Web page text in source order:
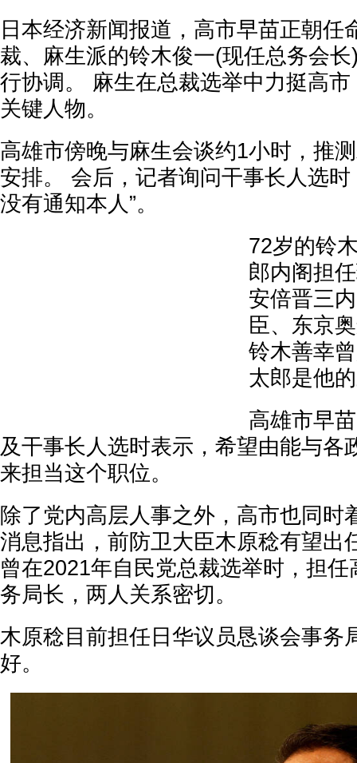
日本经济新闻报道，高市早苗正朝任
裁、麻生派的铃木俊一(现任总务会
行协调。 麻生在总裁选举中力挺高
关键人物。
高雄市傍晚与麻生会谈约1小时，推
安排。 会后，记者询问干事长人选时
没有通知本人”。
72岁的铃
郎内阁担
安倍晋三
臣、东京
铃木善幸
太郎是他
高雄市早
及干事长人选时表示，希望由能与各
来担当这个职位。
除了党内高层人事之外，高市也同时
消息指出，前防卫大臣木原稔有望出
曾在2021年自民党总裁选举时，担
务局长，两人关系密切。
木原稔目前担任日华议员恳谈会事务
好。